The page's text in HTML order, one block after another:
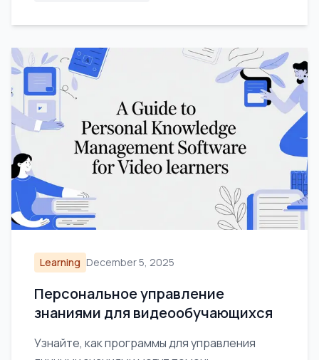
Learning December 5, 2025
Персональное управление
знаниями для видеообучающихся
Узнайте, как программы для управления